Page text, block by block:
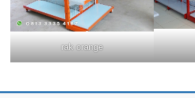
rak orange